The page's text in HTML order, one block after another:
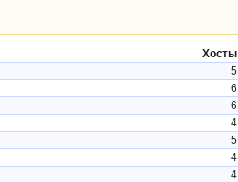
Хосты
5
6
6
4
5
4
4